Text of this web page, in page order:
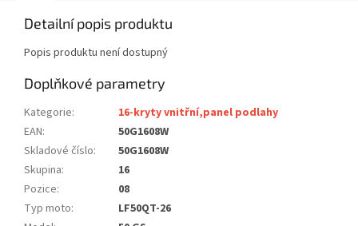
Detailní popis produktu
Popis produktu není dostupný
Doplňkové parametry
Kategorie:
16-kryty vnitřní,panel podlahy
EAN:
50G1608W
Skladové číslo:
50G1608W
Skupina:
16
Pozice:
08
Typ moto:
LF50QT-26